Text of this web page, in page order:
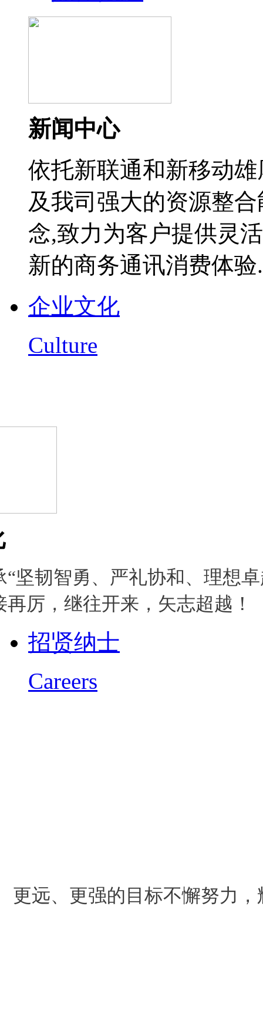
新闻中心
依托新联通和新移动
及我司强大的资源整
念,致力为客户提供灵
新的商务通讯消费体验
企业文化
Culture
“坚韧智勇、严礼协和、理想
厉，继往开来，矢志超越！
招贤纳士
Careers
更远、更强的目标不懈努力